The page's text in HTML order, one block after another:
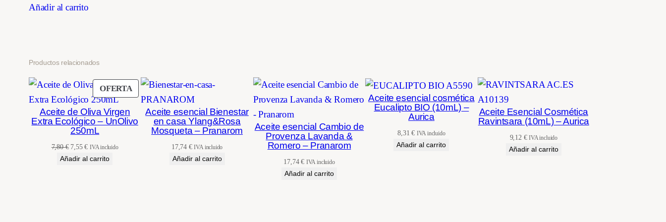
originalactual
Añadir al carrito
Productos relacionados
OFERTAPRODUCTO
EN
OFERTA
Aceite de Oliva Virgen
Extra Ecológico – UnOlivo
250mL
7,80€ El
precio
7,55€El
precio
IVA incluido
Añadir al carrito
Aceite esencial Bienestar
en casa Ylang&Rosa
Mosqueta – Pranarom
17,74 € IVA incluido
Añadir al carrito
Aceite esencial Cambio de
Provenza Lavanda &
Romero – Pranarom
17,74€ IVA incluido
Añadir al carrito
Aceite esencial cosmética
Eucalipto BIO (10mL) –
Aurica
8,31€ IVA incluido
Añadir al carrito
Aceite Esencial Cosmética
Ravintsara (10mL) – Aurica
9,12 € IVA incluido
Añadir al carrito